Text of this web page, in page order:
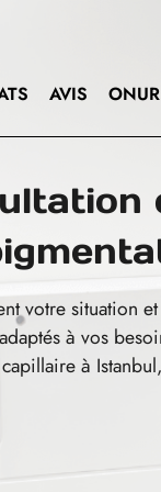
AVIS
votre situation
à vos
à